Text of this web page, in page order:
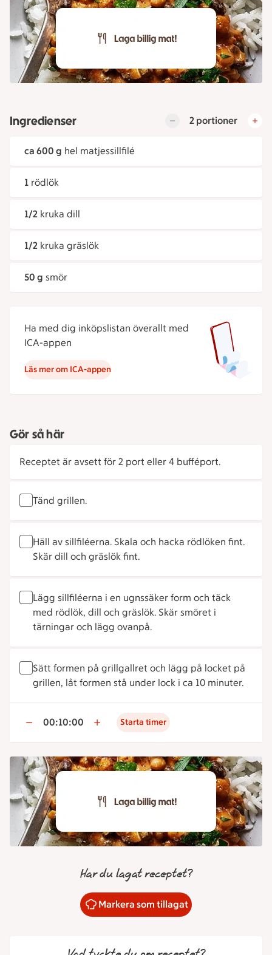
Ingredienser 2 portioner
ca 600 g hel matjessillfilé
1 rödlök
1/2 kruka dill
1/2 kruka gräslök
50 g smör
Ha med dig inköpslistan överallt med
ICA-appen
Läs mer om ICA-appen
Gör så här
Receptet är avsett för 2 port eller 4 bufféport.
Tänd grillen.
Häll av sillfiléerna. Skala och hacka rödlöken fint.
Skär dill och gräslök fint.
Lägg sillfiléerna i en ugnssäker form och täck
med rödlök, dill och gräslök. Skär smöret i
tärningar och lägg ovanpå.
Sätt formen på grillgallret och lägg på locket på
grillen, låt formen stå under lock i ca 10 minuter.
00:10:00 Starta timer
Har du lagat receptet?
Markera som tillagat